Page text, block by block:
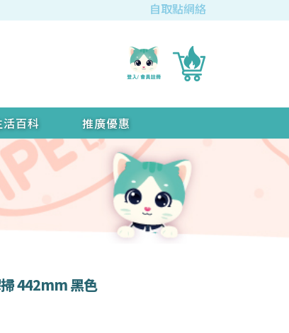
自取點網絡
活百科 推廣優惠
442mm 黑色